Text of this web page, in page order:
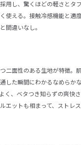
用し、驚くほどの軽さとタ
使える。接触冷感機能と適
間違いなし。
二面性のある生地が特徴。
した瞬間にわかるなめらか
く、ベタつき知らずの爽快
エットも相まって、ストレ